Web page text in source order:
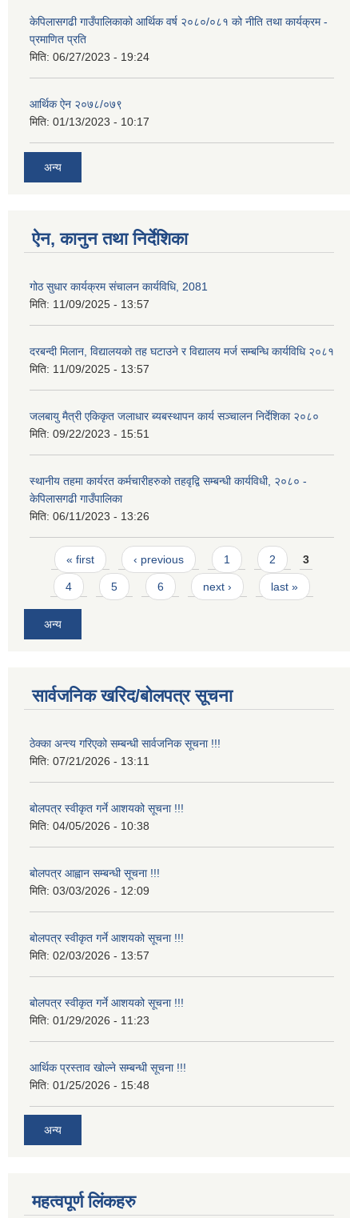
केपिलासगढी गाउँपालिकाको आर्थिक वर्ष २०८०/०८१ को नीति तथा कार्यक्रम -
प्रमाणित प्रति
मिति: 06/27/2023 - 19:24
आर्थिक ऐन २०७८/०७९
मिति: 01/13/2023 - 10:17
अन्य
ऐन, कानुन तथा निर्देशिका
गोठ सुधार कार्यक्रम संचालन कार्यविधि, 2081
मिति: 11/09/2025 - 13:57
दरबन्दी मिलान, विद्यालयको तह घटाउने र विद्यालय मर्ज सम्बन्धि कार्यविधि २०८१
मिति: 11/09/2025 - 13:57
जलबायु मैत्री एकिकृत जलाधार ब्यबस्थापन कार्य सञ्चालन निर्देशिका २०८०
मिति: 09/22/2023 - 15:51
स्थानीय तहमा कार्यरत कर्मचारीहरुको तहवृद्वि सम्बन्धी कार्यविधी, २०८० -
केपिलासगढी गाउँपालिका
मिति: 06/11/2023 - 13:26
Pages
« first ‹ previous 1 2 3
4 5 6 next › last »
अन्य
सार्वजनिक खरिद/बोलपत्र सूचना
ठेक्का अन्त्य गरिएको सम्बन्धी सार्वजनिक सूचना !!!
मिति: 07/21/2026 - 13:11
बोलपत्र स्वीकृत गर्ने आशयको सूचना !!!
मिति: 04/05/2026 - 10:38
बोलपत्र आह्वान सम्बन्धी सूचना !!!
मिति: 03/03/2026 - 12:09
बोलपत्र स्वीकृत गर्ने आशयको सूचना !!!
मिति: 02/03/2026 - 13:57
बोलपत्र स्वीकृत गर्ने आशयको सूचना !!!
मिति: 01/29/2026 - 11:23
आर्थिक प्रस्ताव खोल्ने सम्बन्धी सूचना !!!
मिति: 01/25/2026 - 15:48
अन्य
महत्वपूर्ण लिंकहरु